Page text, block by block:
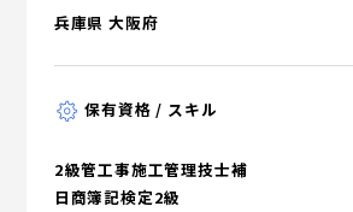
兵庫県 大阪府
保有資格 / スキル
2級管工事施工管理技士補
日商簿記検定2級